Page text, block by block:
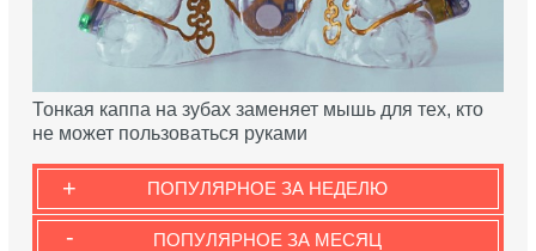
Тонкая каппа на зубах заменяет мышь для тех, кто
не может пользоваться руками
ПОПУЛЯРНОЕ ЗА НЕДЕЛЮ
+
ПОПУЛЯРНОЕ ЗА МЕСЯЦ
-